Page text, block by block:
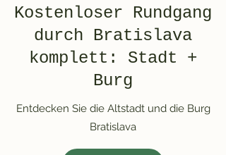
Kostenloser Rundgang
durch Bratislava
komplett: Stadt +
Burg
Entdecken Sie die Altstadt und die Burg
Bratislava